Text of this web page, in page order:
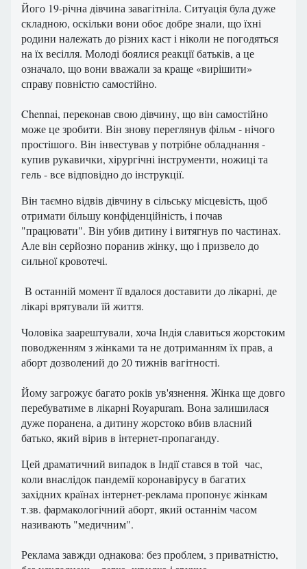
Його 19-річна дівчина завагітніла. Ситуація була дуже
складною, оскільки вони обоє добре знали, що їхні
родини належать до різних каст і ніколи не погодяться
на їх весілля. Молоді боялися реакції батьків, а це
означало, що вони вважали за краще «вирішити»
справу повністю самостійно.
Chennai, переконав свою дівчину, що він самостійно
може це зробити. Він знову переглянув фільм - нічого
простішого. Він інвестував у потрібне обладнання -
купив рукавички, хірургічні інструменти, ножиці та
гель - все відповідно до інструкції.
Він таємно відвів дівчину в сільську місцевість, щоб
отримати більшу конфіденційність, і почав
"працювати". Він убив дитину і витягнув по частинах.
Але він серйозно поранив жінку, що і призвело до
сильної кровотечі.
В останній момент її вдалося доставити до лікарні, де
лікарі врятували їй життя.
Чоловіка заарештували, хоча Індія славиться жорстоким
поводженням з жінками та не дотриманням їх прав, а
аборт дозволений до 20 тижнів вагітності.
Йому загрожує багато років ув'язнення. Жінка ще довго
перебуватиме в лікарні Royapuram. Вона залишилася
дуже поранена, а дитину жорстоко вбив власний
батько, який вірив в інтернет-пропаганду.
Цей драматичний випадок в Індії стався в той час,
коли внаслідок пандемії коронавірусу в багатих
західних країнах інтернет-реклама пропонує жінкам
т.зв. фармакологічний аборт, який останнім часом
називають "медичним".
Реклама завжди однакова: без проблем, з приватністю,